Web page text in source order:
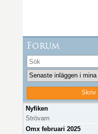
Forum
Skriv
Nyfiken
Strövarn
Omx februari 2025